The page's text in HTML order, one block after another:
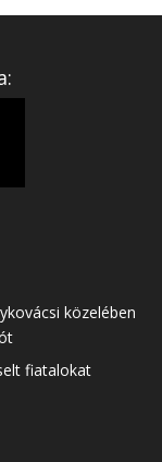
közelében
fiatalokat